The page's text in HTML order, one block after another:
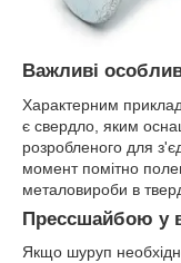
Важливі
Характерним
є свердло, яким
розробленого для
момент помітно
металовироби в
Прессшайбою у
Якщо шуруп